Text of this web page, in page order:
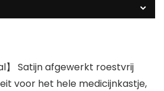
】 Satijn afgewerkt roestvrij
voor het hele medicijnkastje,